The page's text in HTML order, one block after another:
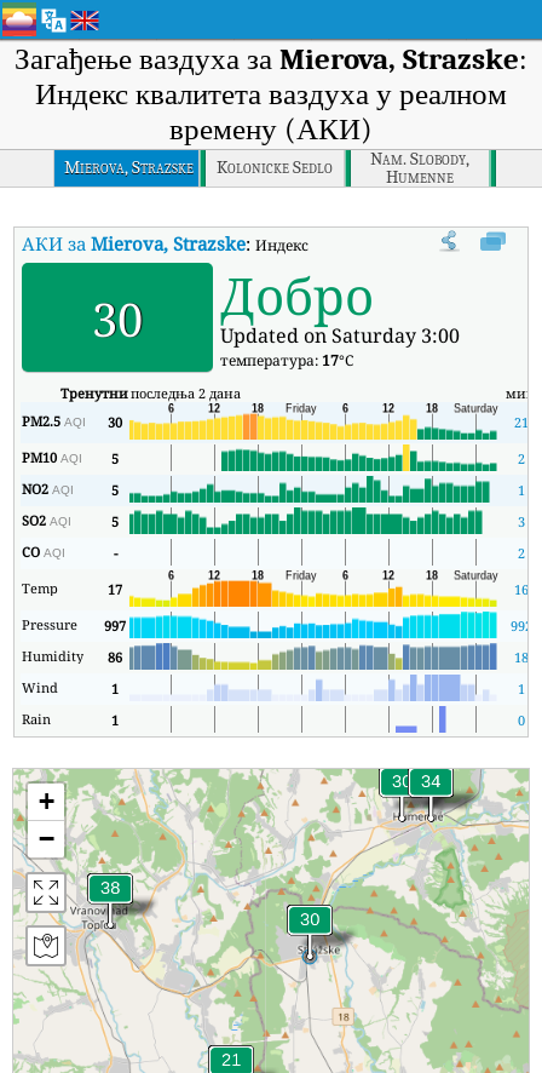
Загађење ваздуха за Mierova, Strazske:
Индекс квалитета ваздуха у реалном
времену (АКИ)
Mierova, Strazske Kolonicke Sedlo
Nam. Slobody,
Humenne
АКИ заMierova, Strazske:Индекс квалитета ваздуха (АКИ)
30 Добро
Updated on Saturday 3:00
температура: 17°C
Тренутнипоследња 2 дана мин
PM2.5AQI 30 21
PM10AQI 5
2
NO2AQI 5
1
SO2AQI 5
3
COAQI -
2
Temp
17
16
Pressure
997 992
Humidity
86
18
Wind
1
1
Rain
1 0
+
−